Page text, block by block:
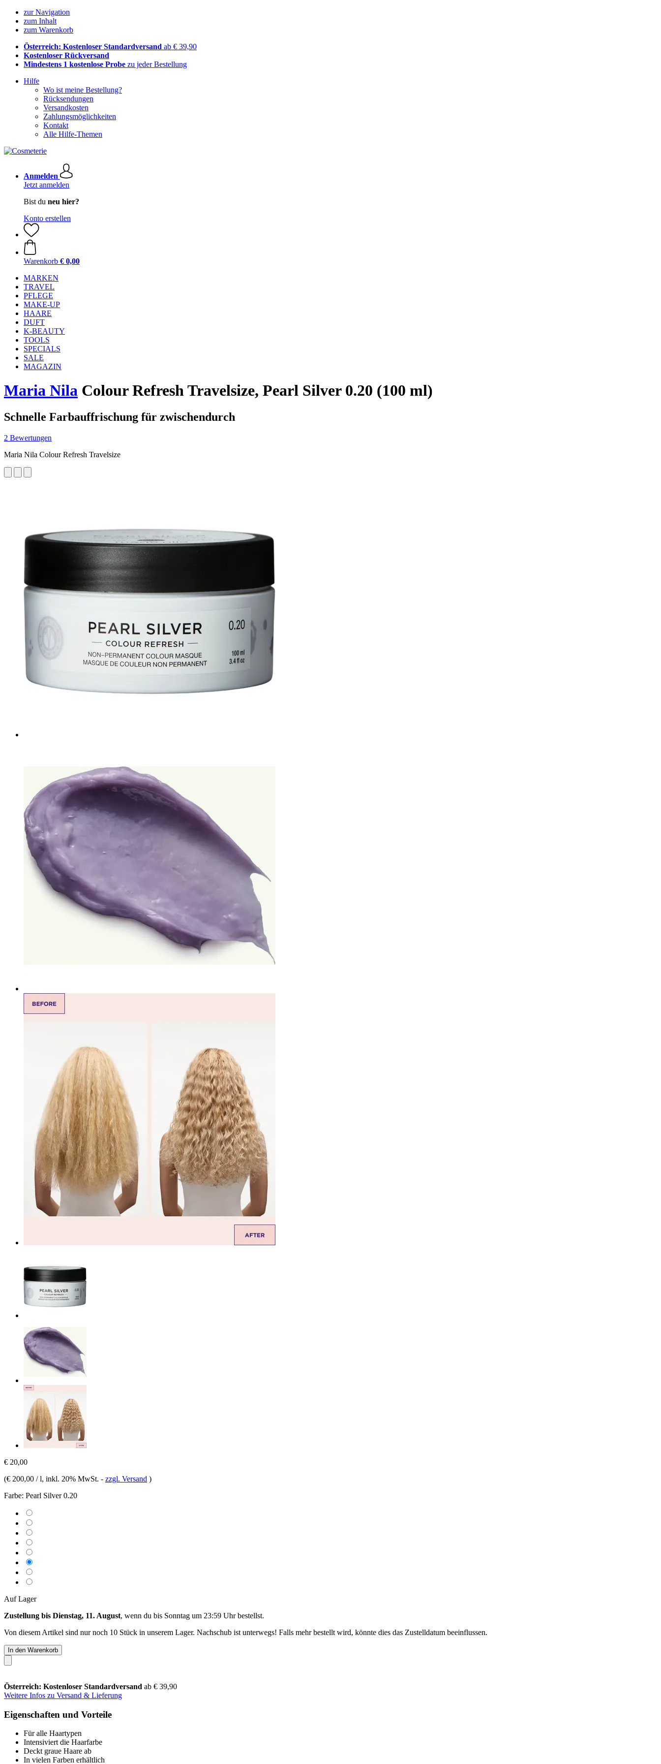
zur Navigation
zum Inhalt
zum Warenkorb
Österreich: Kostenloser Standardversand ab € 39,90
Kostenloser Rückversand
Mindestens 1 kostenlose Probe zu jeder Bestellung
Hilfe
Wo ist meine Bestellung?
Rücksendungen
Versandkosten
Zahlungsmöglichkeiten
Kontakt
Alle Hilfe-Themen
Anmelden
Jetzt anmelden
Bist du neu hier?
Konto erstellen
Warenkorb € 0,00
MARKEN
TRAVEL
PFLEGE
MAKE-UP
HAARE
DUFT
K-BEAUTY
TOOLS
SPECIALS
SALE
MAGAZIN
Maria Nila Colour Refresh Travelsize, Pearl Silver 0.20 (100 ml)
Schnelle Farbauffrischung für zwischendurch
2 Bewertungen
Maria Nila Colour Refresh Travelsize
€ 20,00
(€ 200,00 / l, inkl. 20% MwSt. - zzgl. Versand )
Farbe: Pearl Silver 0.20
Auf Lager
Zustellung bis Dienstag, 11. August, wenn du bis Sonntag um 23:59 Uhrbestellst.
Von diesem Artikel sind nur noch 10 Stück in unserem Lager. Nachschub ist unterwegs! Falls mehr bestellt wird, könnte dies das Zustelldatum beeinflussen.
In den Warenkorb
Österreich: Kostenloser Standardversand ab € 39,90
Weitere Infos zu Versand & Lieferung
Eigenschaften und Vorteile
Für alle Haartypen
Intensiviert die Haarfarbe
Deckt graue Haare ab
In vielen Farben erhältlich